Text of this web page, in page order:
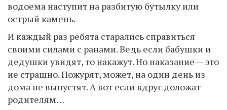
водоема наступит на разбитую бутылку или
острый камень.
И каждый раз ребята старались справиться
своими силами с ранами. Ведь если бабушки и
дедушки увидят, то накажут. Но наказание — это
не страшно. Пожурят, может, на один день из
дома не выпустят. А вот если вдруг доложат
родителям…